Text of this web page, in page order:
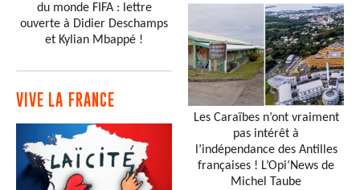
du monde FIFA : lettre
ouverte à Didier Deschamps
et Kylian Mbappé !
VIVE LA FRANCE
Les Caraïbes n’ont vraiment
pas intérêt à
l’indépendance des Antilles
françaises ! L’Opi’News de
Michel Taube